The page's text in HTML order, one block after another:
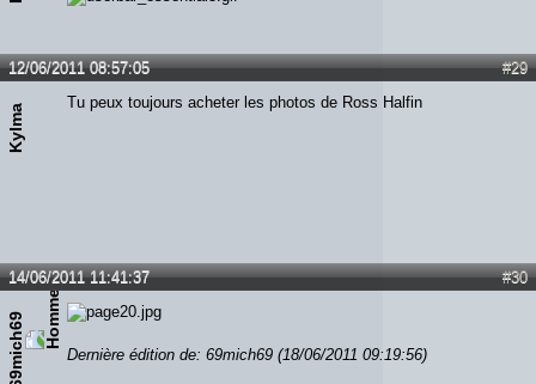
#29
12/06/2011 08:57:05
Kylma
Tu peux toujours acheter les photos de Ross Halfin
#30
14/06/2011 11:41:37
69mich69 Dernière édition de: 69mich69 (18/06/2011 09:19:56)